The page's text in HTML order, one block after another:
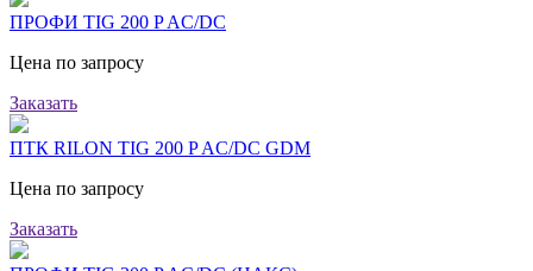
ПРОФИ TIG 200 P AC/DC
Цена по запросу
Заказать
ПТК RILON TIG 200 P AC/DC GDM
Цена по запросу
Заказать